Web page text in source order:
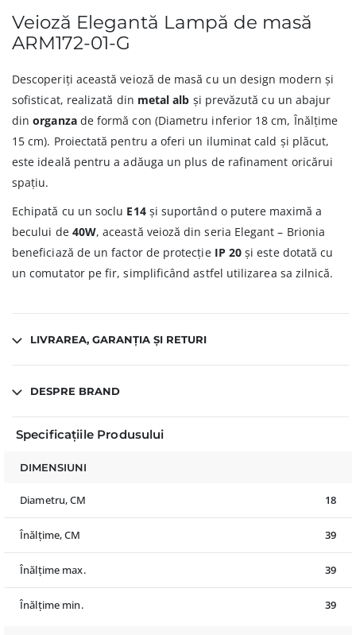
Veioză Elegantă Lampă de masă
ARM172-01-G
Descoperiți această veioză de masă cu un design modern și
sofisticat, realizată din metal alb și prevăzută cu un abajur
dinorganzade formă con (Diametru inferior 18 cm, Înălțime
15 cm). Proiectată pentru a oferi un iluminat cald și plăcut,
este ideală pentru a adăuga un plus de rafinament oricărui
spațiu.
Echipată cu un soclu E14și suportând o putere maximă a
becului de 40W, această veioză din seria Elegant – Brionia
beneficiază de un factor de protecție IP 20 și este dotată cu
un comutator pe fir, simplificând astfel utilizarea sa zilnică.
LIVRAREA, GARANȚIA ȘI RETURI
DESPRE BRAND
Specificațiile Produsului
DIMENSIUNI
Diametru, CM 18
Înălțime, CM 39
Înălțime max. 39
Înălțime min. 39